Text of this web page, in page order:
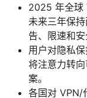
2025 年全球
未来三年保
告、限速和安
用户对隐私
将注意力转
案。
各国对 VPN/